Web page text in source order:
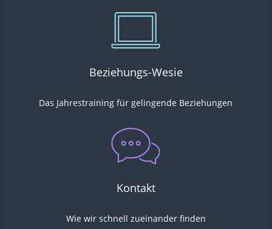
Beziehungs-Wesie
Das Jahrestraining für gelingende Beziehungen
Kontakt
Wie wirschnell zueinander finden